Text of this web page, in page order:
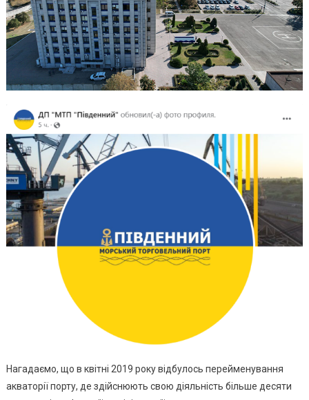
Нагадаємо, що в квітні 2019 року відбулось перейменування
акваторії порту, де здійснюють свою діяльність більше десяти